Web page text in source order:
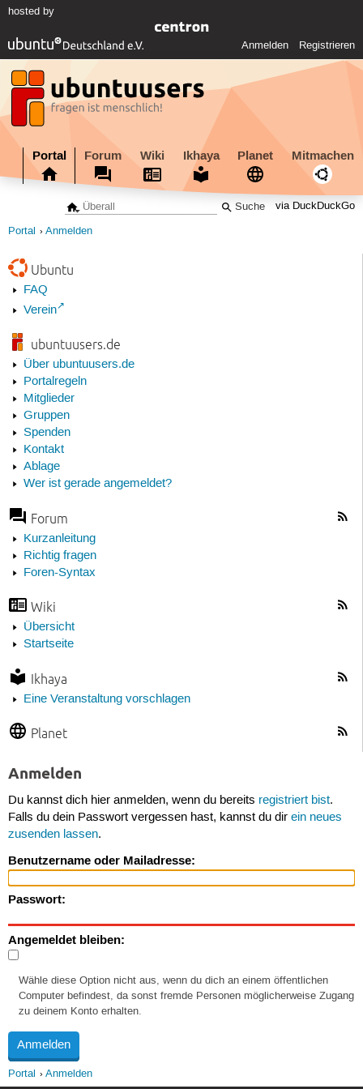
hosted by
Anmelden Registrieren
Portal Forum Wiki Ikhaya Planet Mitmachen
via DuckDuckGo
Portal Anmelden
Ubuntu
FAQ
Verein
ubuntuusers.de
Über ubuntuusers.de
Portalregeln
Mitglieder
Gruppen
Spenden
Kontakt
Ablage
Wer ist gerade angemeldet?
Forum
Kurzanleitung
Richtig fragen
Foren-Syntax
Wiki
Übersicht
Startseite
Ikhaya
Eine Veranstaltung vorschlagen
Planet
Anmelden
Du kannst dich hier anmelden, wenn du bereits registriert bist.
Falls du dein Passwort vergessen hast, kannst du dir ein neues
zusenden lassen.
Benutzername oder Mailadresse:
Passwort:
Angemeldet bleiben:
Wähle diese Option nicht aus, wenn du dich an einem öffentlichen
Computer befindest, da sonst fremde Personen möglicherweise Zugang
zu deinem Konto erhalten.
Portal Anmelden